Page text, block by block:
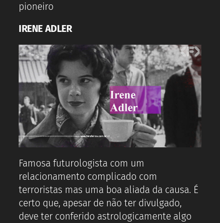
pioneiro
IRENE ADLER
Famosa futurologista com um
relacionamento complicado com
terroristas mas uma boa aliada da causa. É
certo que, apesar de não ter divulgado,
deve ter conferido astrologicamente algo